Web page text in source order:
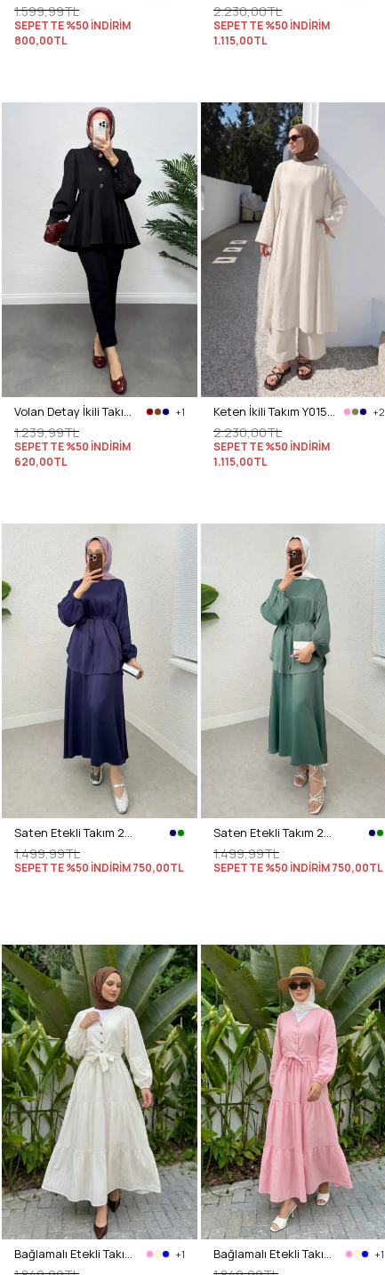
1.599,99TL
SEPETTE %50 İNDİRİM
800,00TL
2.230,00TL
SEPETTE %50 İNDİRİM
1.115,00TL
Volan Detay İkili Takım 0071 - SİYAH +1
1.239,99TL
SEPETTE %50 İNDİRİM
620,00TL
Keten İkili Takım Y0155 - EKRU +2
2.230,00TL
SEPETTE %50 İNDİRİM
1.115,00TL
Saten Etekli Takım 2283 - LACİVERT
1.499,99TL
SEPETTE %50 İNDİRİM750,00TL
Saten Etekli Takım 2283 - MİNT YEŞİLİ
1.499,99TL
SEPETTE %50 İNDİRİM750,00TL
Bağlamalı Etekli Takım Y0149 - KREM +1 Bağlamalı Etekli Takım Y0149 - AÇIK PEMBE +1